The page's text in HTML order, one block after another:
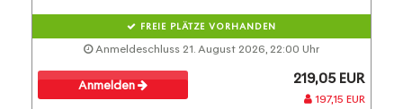
FREIE PLÄTZE VORHANDEN
Anmeldeschluss 21. August 2026, 22:00 Uhr
Anmelden 219,05 EUR
197,15 EUR